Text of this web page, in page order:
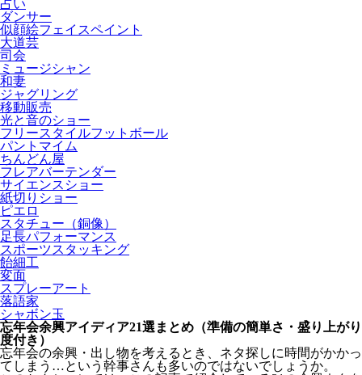
占い
ダンサー
似顔絵フェイスペイント
大道芸
司会
ミュージシャン
和妻
ジャグリング
移動販売
光と音のショー
フリースタイルフットボール
パントマイム
ちんどん屋
フレアバーテンダー
サイエンスショー
紙切りショー
ピエロ
スタチュー（銅像）
足長パフォーマンス
スポーツスタッキング
飴細工
変面
スプレーアート
落語家
シャボン玉
忘年会余興アイディア21選まとめ（準備の簡単さ・盛り上がり
度付き）
忘年会の余興・出し物を考えるとき、ネタ探しに時間がかかっ
てしまう…という幹事さんも多いのではないでしょうか。